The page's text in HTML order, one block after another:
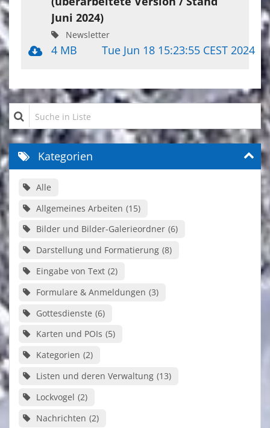
Juni 2024)
Newsletter
4 MB Tue Jun 18 15:23:55 CEST 2024
Suche in Liste
Kategorien
Alle
Allgemeines Arbeiten 15
Bilder und Bilder-Galerieordner 6
Darstellung und Formatierung 8
Eingabe von Text 2
Formulare & Anmeldungen 3
Gottesdienste 6
Karten und POIs 5
Kategorien 2
Listen und deren Verwaltung 13
Lockvogel 2
Nachrichten 2